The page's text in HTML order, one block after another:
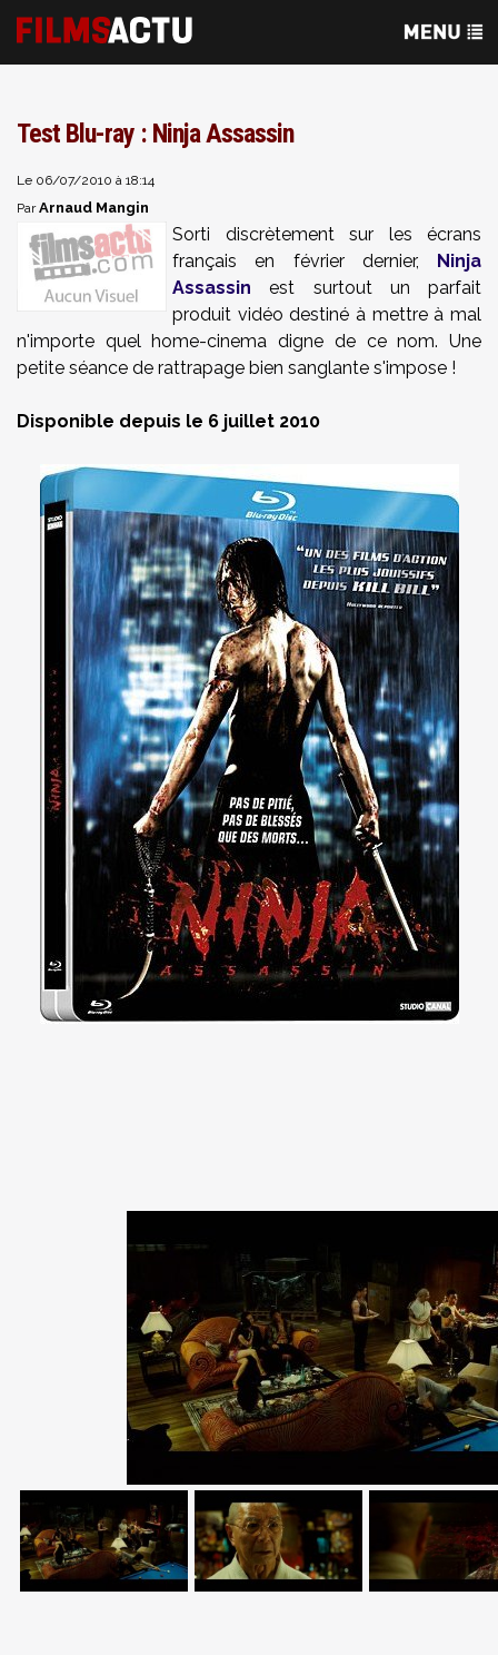
Test Blu-ray : Ninja Assassin
Le 06/07/2010 à 18:14
ParArnaud Mangin
Sorti discrètement sur les écrans
français en février dernier, Ninja
Assassin est surtout un parfait
produit vidéo destiné à mettre à mal
n'importe quel home-cinema digne de ce nom. Une
petite séance de rattrapage bien sanglante s'impose !
Disponible depuis le 6 juillet 2010